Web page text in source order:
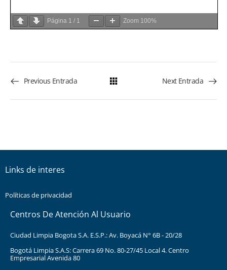
Página 1 / 1 Zoom 100%
Previous Entrada Next Entrada
Links de interes
Políticas de privacidad
Centros De Atención Al Usuario
Ciudad Limpia Bogota S.A. E.S.P.: Av. Boyacá N° 6B - 20/28
Bogotá Limpia S.A.S: Carrera 69 No. 80-27/45 Local 4. Centro
Empresarial Avenida 80